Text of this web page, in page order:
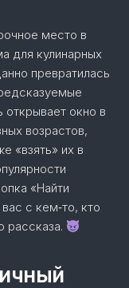
место в
для кулинарных
превратилась
открывает окно в
возрастов,
«взять» их в
«Найти
с кем‑то, кто
рассказа.